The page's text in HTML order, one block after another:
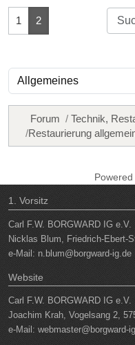
1 2
Forum
Technik,
Restaurierung
Powered
1. Vorsitz
Carl F.W. BORGWARD IG e.V.
Nicklas Blum, Friedrich-Ebert-
e-Mail: n.blum@borgward-ig.de
Website
Carl F.W. BORGWARD IG e.V.
Joachim Krah, Vogelsang 2,
e-Mail: webmaster@borgward-